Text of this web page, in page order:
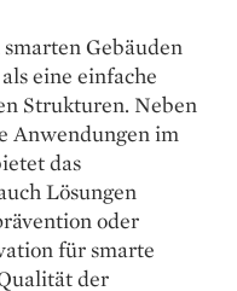
Gebäuden
eine einfache
Strukturen. Neben
Anwendungen im
das
Lösungen
oder
für smarte
der